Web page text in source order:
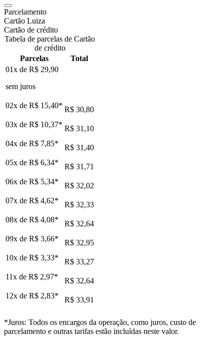
Parcelamento
Cartão Luiza
Cartão de crédito
Tabela de parcelas de Cartão
de crédito
Parcelas
Total
01x de R$ 29,90
sem juros
02x de R$ 15,40* R$ 30,80
03x de R$ 10,37* R$ 31,10
04x de R$ 7,85*
R$ 31,40
05x de R$ 6,34*
R$ 31,71
06x de R$ 5,34*
R$ 32,02
07x de R$ 4,62*
R$ 32,33
08x de R$ 4,08*
R$ 32,64
09x de R$ 3,66*
R$ 32,95
10x de R$ 3,33*
R$ 33,27
11x de R$ 2,97*
R$ 32,64
12x de R$ 2,83* R$ 33,91
*Juros: Todos os encargos da operação, como juros, custo de
parcelamento e outras tarifas estão incluídas neste valor.